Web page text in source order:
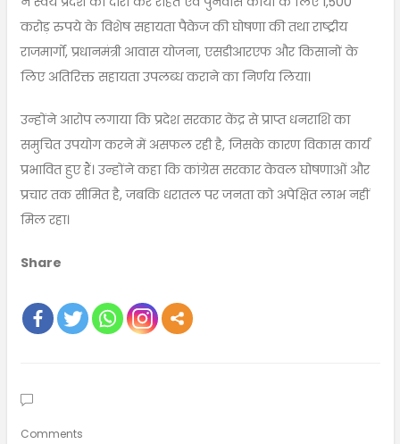
करोड़ रुपये के विशेष सहायता पैकेज की घोषणा की तथा राष्ट्रीय
राजमार्गों, प्रधानमंत्री आवास योजना, एसडीआरएफ और किसानों के
लिए अतिरिक्त सहायता उपलब्ध कराने का निर्णय लिया।
उन्होंने आरोप लगाया कि प्रदेश सरकार केंद्र से प्राप्त धनराशि का
समुचित उपयोग करने में असफल रही है, जिसके कारण विकास कार्य
प्रभावित हुए हैं। उन्होंने कहा कि कांग्रेस सरकार केवल घोषणाओं और
प्रचार तक सीमित है, जबकि धरातल पर जनता को अपेक्षित लाभ नहीं
मिल रहा।
Share
Comments